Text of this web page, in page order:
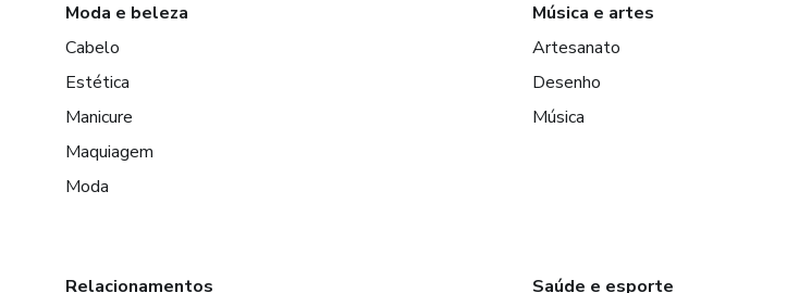
Moda e beleza
Cabelo
Estética
Manicure
Maquiagem
Moda
Música e artes
Artesanato
Desenho
Música
Relacionamentos Saúde e esporte